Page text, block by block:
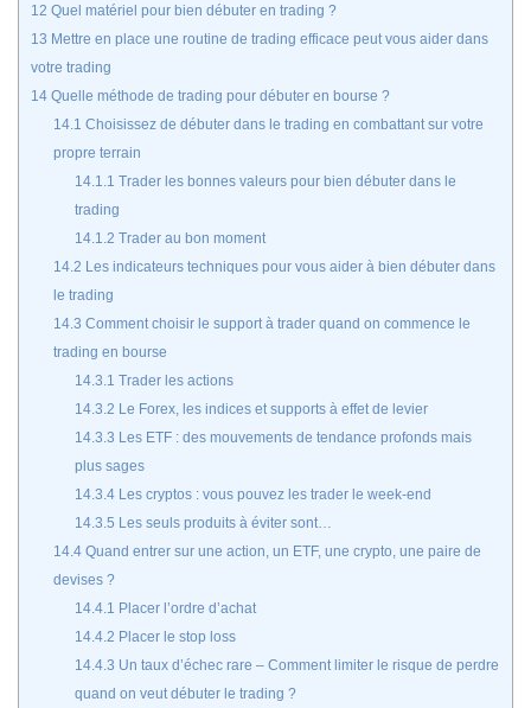
12 Quel matériel pour bien débuter en trading ?
13 Mettre en place une routine de trading efficace peut vous aider dans
votre trading
14 Quelle méthode de trading pour débuter en bourse ?
14.1 Choisissez de débuter dans le trading en combattant sur votre
propre terrain
14.1.1 Trader les bonnes valeurs pour bien débuter dans le
trading
14.1.2 Trader au bon moment
14.2 Les indicateurs techniques pour vous aider à bien débuter dans
le trading
14.3 Comment choisir le support à trader quand on commence le
trading en bourse
14.3.1 Trader les actions
14.3.2 Le Forex, les indices et supports à effet de levier
14.3.3 Les ETF : des mouvements de tendance profonds mais
plus sages
14.3.4 Les cryptos : vous pouvez les trader le week-end
14.3.5 Les seuls produits à éviter sont…
14.4Quand entrer sur une action, un ETF, une crypto, une paire de
devises ?
14.4.1 Placer l’ordre d’achat
14.4.2 Placer le stop loss
14.4.3 Un taux d’échec rare – Comment limiter le risque de perdre
quand on veut débuter le trading ?